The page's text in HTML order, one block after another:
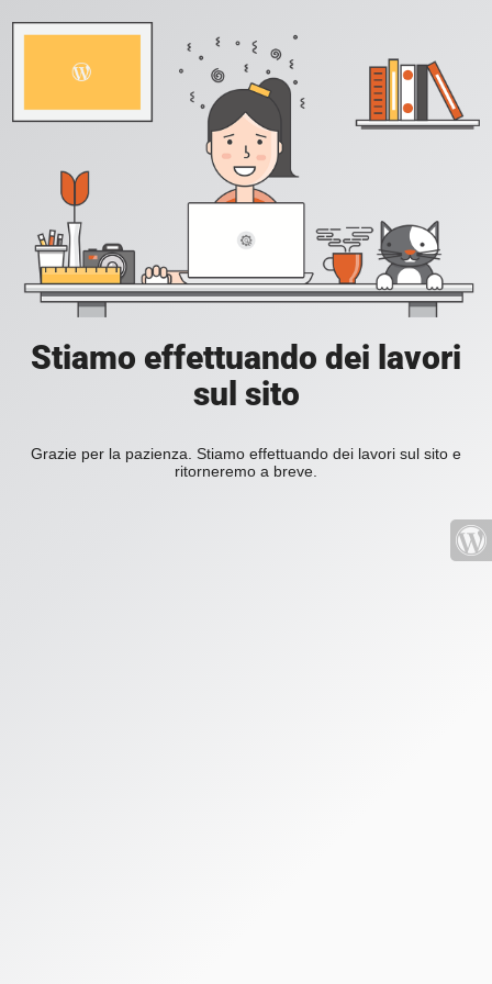
Stiamo effettuando dei lavori
sul sito
Grazie per la pazienza. Stiamo effettuando dei lavori sul sito e
ritorneremo a breve.